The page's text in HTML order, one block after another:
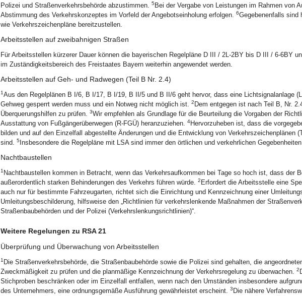
Polizei und Straßenverkehrsbehörde abzustimmen. 5 Bei der Vergabe von Leistungen im Rahmen von
Abstimmung des Verkehrskonzeptes im Vorfeld der Angebotseinholung erfolgen. 6Gegebenenfalls sind
wie Verkehrszeichenpläne bereitzustellen.
Arbeitsstellen auf zweibahnigen Straßen
Für Arbeitsstellen kürzerer Dauer können die bayerischen Regelpläne D III / 2L-2BY bis D III / 6-6BY
im Zuständigkeitsbereich des Freistaates Bayern weiterhin angewendet werden.
Arbeitsstellen auf Geh- und Radwegen (Teil B Nr. 2.4)
1Aus den Regelplänen B I/6, B I/17, B I/19, B II/5 und B II/6 geht hervor, dass eine Lichtsignalanlage
Gehweg gesperrt werden muss und ein Notweg nicht möglich ist. 2 Dem entgegen ist nach Teil B, Nr.
Überquerungshilfen zu prüfen. 3Wir empfehlen als Grundlage für die Beurteilung die Vorgaben der
Ausstattung von Fußgängerüberwegen (R-FGÜ) heranzuziehen. 4Hervorzuheben ist, dass die
bilden und auf den Einzelfall abgestellte Änderungen und die Entwicklung von Verkehrszeichenplänen
sind. 5 Insbesondere die Regelpläne mit LSA sind immer den örtlichen und verkehrlichen
Nachtbaustellen
1 Nachtbaustellen kommen in Betracht, wenn das Verkehrsaufkommen bei Tage so hoch ist, dass der
außerordentlich starken Behinderungen des Verkehrs führen würde. 2 Erfordert die Arbeitsstelle eine
auch nur für bestimmte Fahrzeugarten, richtet sich die Einrichtung und Kennzeichnung einer
Umleitungsbeschilderung, hilfsweise den „Richtlinien für verkehrslenkende Maßnahmen der
Straßenbaubehörden und der Polizei (Verkehrslenkungsrichtlinien)“.
Weitere Regelungen zu RSA 21
Überprüfung und Überwachung von Arbeitsstellen
1 Die Straßenverkehrsbehörde, die Straßenbaubehörde sowie die Polizei sind gehalten, die
Zweckmäßigkeit zu prüfen und die planmäßige Kennzeichnung der Verkehrsregelung zu überwachen. 2
Stichproben beschränken oder im Einzelfall entfallen, wenn nach den Umständen insbesondere
des Unternehmers, eine ordnungsgemäße Ausführung gewährleistet erscheint. 3 Die nähere